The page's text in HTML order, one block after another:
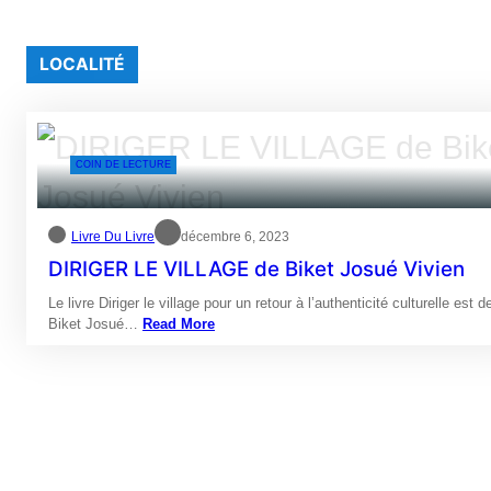
LOCALITÉ
COIN DE LECTURE
Livre Du Livre décembre 6, 2023
DIRIGER LE VILLAGE de Biket Josué Vivien
Le livre Diriger le village pour un retour à l’authenticité culturelle est
Biket Josué… Read More